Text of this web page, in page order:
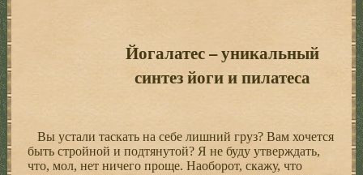
Йогалатес – уникальный
синтез йоги и пилатеса
Вы устали таскать на себе лишний груз? Вам хочется
быть стройной и подтянутой? Я не буду утверждать,
что, мол, нет ничего проще. Наоборот, скажу, что